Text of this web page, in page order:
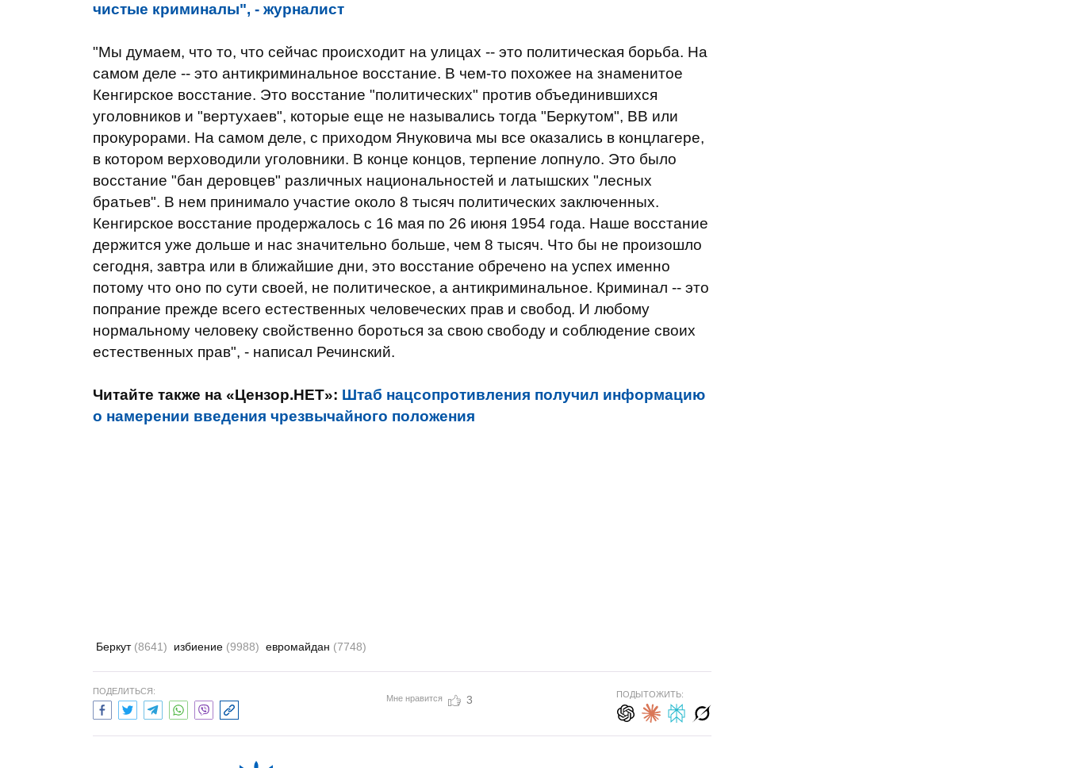
чистые криминалы", - журналист
"Мы думаем, что то, что сейчас происходит на улицах -- это политическая борьба. На
самом деле -- это антикриминальное восстание. В чем-то похожее на знаменитое
Кенгирское восстание. Это восстание "политических" против объединившихся
уголовников и "вертухаев", которые еще не назывались тогда "Беркутом", ВВ или
прокурорами. На самом деле, с приходом Януковича мы все оказались в концлагере,
в котором верховодили уголовники. В конце концов, терпение лопнуло. Это было
восстание "бан деровцев" различных национальностей и латышских "лесных
братьев". В нем принимало участие около 8 тысяч политических заключенных.
Кенгирское восстание продержалось с 16 мая по 26 июня 1954 года. Наше восстание
держится уже дольше и нас значительно больше, чем 8 тысяч. Что бы не произошло
сегодня, завтра или в ближайшие дни, это восстание обречено на успех именно
потому что оно по сути своей, не политическое, а антикриминальное. Криминал -- это
попрание прежде всего естественных человеческих прав и свобод. И любому
нормальному человеку свойственно бороться за свою свободу и соблюдение своих
естественных прав", - написал Речинский.
Читайте также на «Цензор.НЕТ»: Штаб нацсопротивления получил информацию
о намерении введения чрезвычайного положения
Беркут (8641) избиение (9988) евромайдан (7748)
ПОДЕЛИТЬСЯ:
Мне нравится 3 ПОДЫТОЖИТЬ: